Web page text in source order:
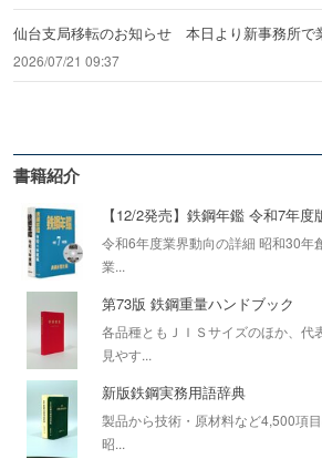
仙台支局移転のお知らせ 本日より新事務所で
2026/07/21 09:37
書籍紹介
【12/2発売】鉄鋼年鑑 令和7年度
令和6年度業界動向の詳細 昭和30年
業...
第73版 鉄鋼重量ハンドブック
各品種ともＪＩＳサイズのほか、代
見やす...
新版鉄鋼実務用語辞典
製品から技術・原材料など4,500項
昭...